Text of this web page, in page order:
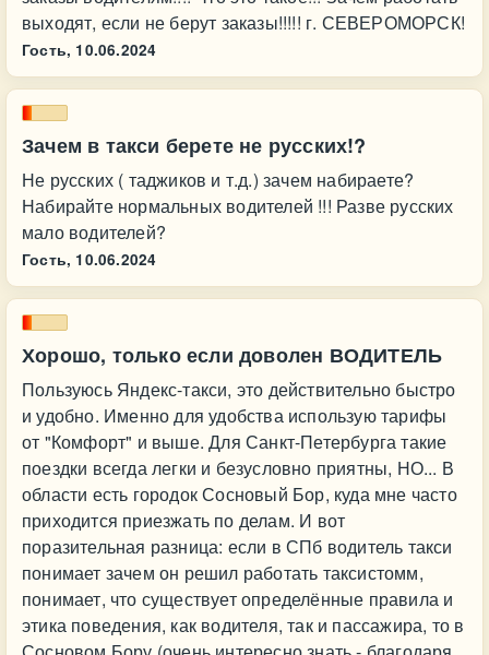
выходят, если не берут заказы!!!!! г. СЕВЕРОМОРСК!
Гость, 10.06.2024
Зачем в такси берете не русских!?
Не русских ( таджиков и т.д.) зачем набираете?
Набирайте нормальных водителей !!! Разве русских
мало водителей?
Гость, 10.06.2024
Хорошо, только если доволен ВОДИТЕЛЬ
Пользуюсь Яндекс-такси, это действительно быстро
и удобно. Именно для удобства использую тарифы
от "Комфорт" и выше. Для Санкт-Петербурга такие
поездки всегда легки и безусловно приятны, НО... В
области есть городок Сосновый Бор, куда мне часто
приходится приезжать по делам. И вот
поразительная разница: если в СПб водитель такси
понимает зачем он решил работать таксистомм,
понимает, что существует определённые правила и
этика поведения, как водителя, так и пассажира, то в